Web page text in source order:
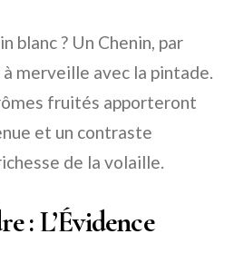
blanc ? Un Chenin, par
merveille avec la pintade.
fruités apporteront
et un contraste
de la volaille.
: L’Évidence